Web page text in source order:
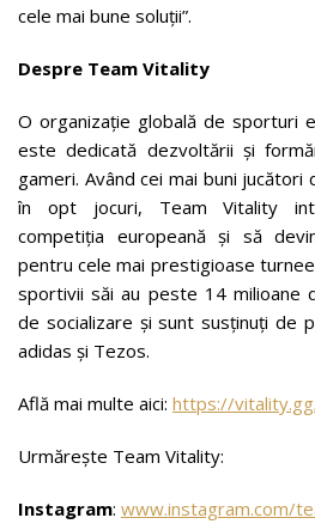
cele mai bune soluții”.
Despre Team Vitality
O organizație globală de sporturi
este dedicată dezvoltării și
gameri. Având cei mai buni jucători
în opt jocuri, Team Vitality
competiția europeană și să
pentru cele mai prestigioase
sportivii săi au peste 14 milioane
de socializare și sunt susținuți de
adidas și Tezos.
Află mai multe aici: https://
Urmărește Team Vitality:
Instagram: www.instagram.com/